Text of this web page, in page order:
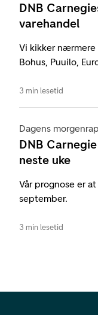
DNB
varehandel
Vi kikker nærmere
Bohus, Puuilo,
3 min lesetid
Dagens
DNB
neste uke
Vår prognose er
september.
3 min lesetid